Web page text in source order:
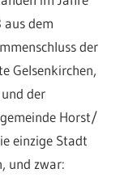
aus dem
der
Gelsenkirchen,
der
Horst/
einzige Stadt
und zwar: